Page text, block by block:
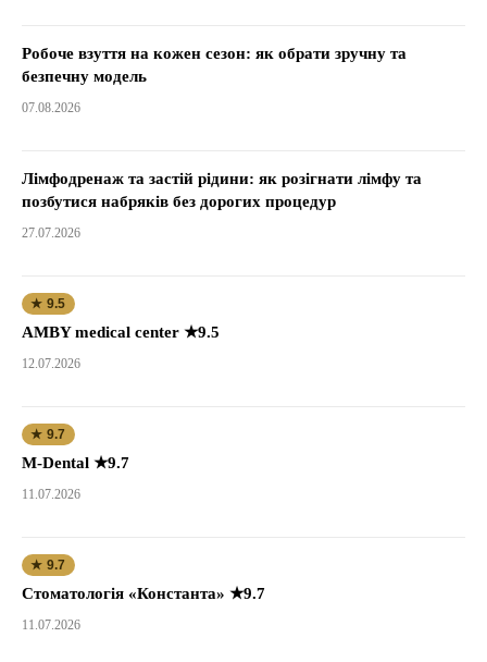
Робоче взуття на кожен сезон: як обрати зручну та
безпечну модель
07.08.2026
Лімфодренаж та застій рідини: як розігнати лімфу та
позбутися набряків без дорогих процедур
27.07.2026
★ 9.5
AMBY medical center ★9.5
12.07.2026
★ 9.7
M-Dental ★9.7
11.07.2026
★ 9.7
Стоматологія «Константа» ★9.7
11.07.2026